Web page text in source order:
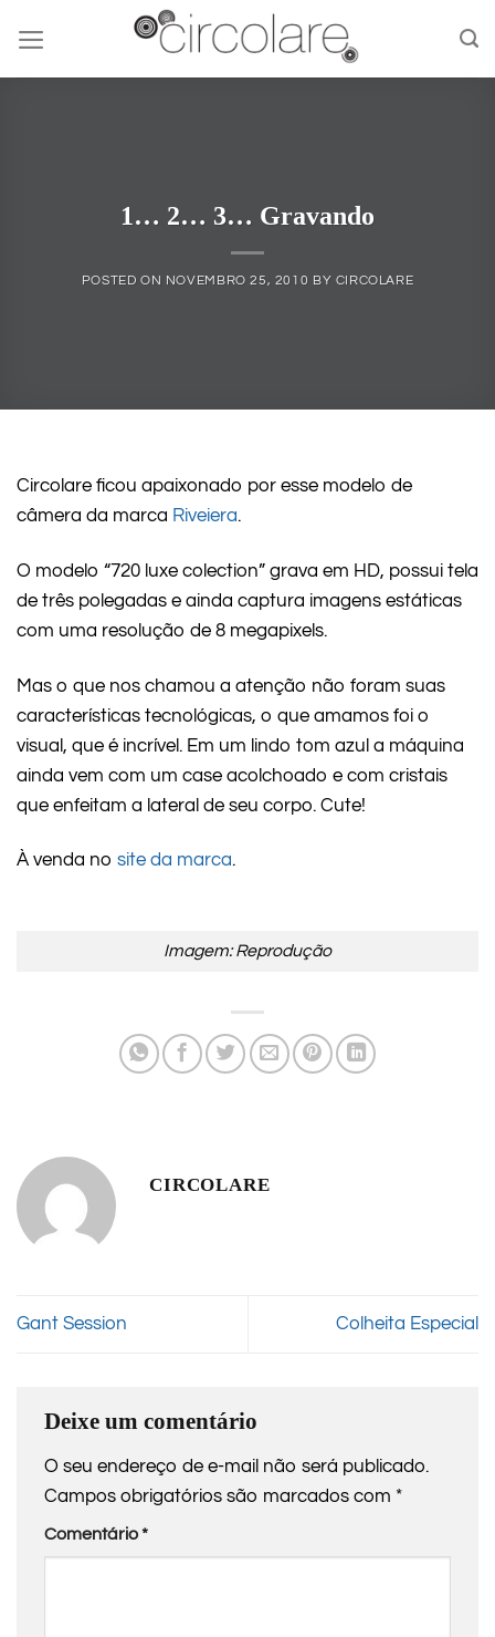
content
1… 2… 3… Gravando
POSTED ON NOVEMBRO 25, 2010 BY CIRCOLARE
Circolare ficou apaixonado por esse modelo de
câmera da marca Riveiera.
O modelo “720 luxe colection” grava em HD, possui tela
de três polegadas e ainda captura imagens estáticas
com uma resolução de 8 megapixels.
Mas o que nos chamou a atenção não foram suas
características tecnológicas, o que amamos foi o
visual, que é incrível. Em um lindo tom azul a máquina
ainda vem com um case acolchoado e com cristais
que enfeitam a lateral de seu corpo. Cute!
À venda no site da marca.
Imagem: Reprodução
CIRCOLARE
Gant Session Colheita Especial
Deixe um comentário
O seu endereço de e-mail não será publicado.
Campos obrigatórios são marcados com *
Comentário*